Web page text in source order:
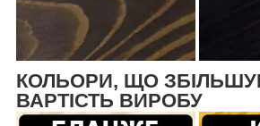
КОЛЬОРИ, ЩО
ВАРТІСТЬ ВИРОБУ